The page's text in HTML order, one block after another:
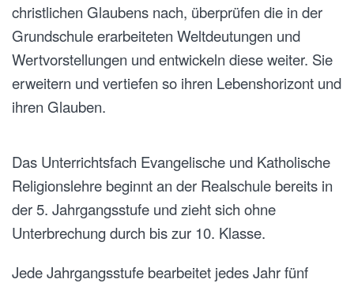
christlichen Glaubens nach, überprüfen die in der
Grundschule erarbeiteten Weltdeutungen und
Wertvorstellungen und entwickeln diese weiter. Sie
erweitern und vertiefen so ihren Lebenshorizont und
ihren Glauben.
Das Unterrichtsfach Evangelische und Katholische
Religionslehre beginnt an der Realschule bereits in
der 5. Jahrgangsstufe und zieht sich ohne
Unterbrechung durch bis zur 10. Klasse.
Jede Jahrgangsstufe bearbeitet jedes Jahr fünf